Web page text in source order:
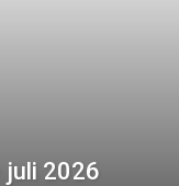
juli 2026